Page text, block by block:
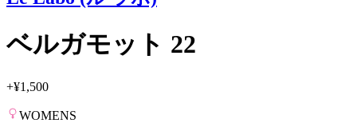
ベルガモット 22
+¥1,500
WOMENS